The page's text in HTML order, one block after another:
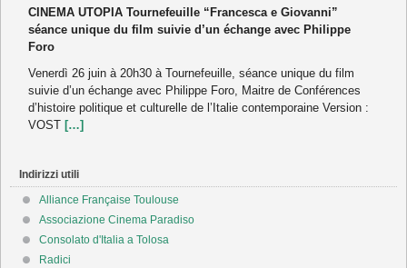
CINEMA UTOPIA Tournefeuille “Francesca e Giovanni”
séance unique du film suivie d’un échange avec Philippe
Foro
Venerdì 26 juin à 20h30 à Tournefeuille, séance unique du film
suivie d’un échange avec Philippe Foro, Maitre de Conférences
d’histoire politique et culturelle de l’Italie contemporaine Version :
VOST […]
Indirizzi utili
Alliance Française Toulouse
Associazione Cinema Paradiso
Consolato d'Italia a Tolosa
Radici